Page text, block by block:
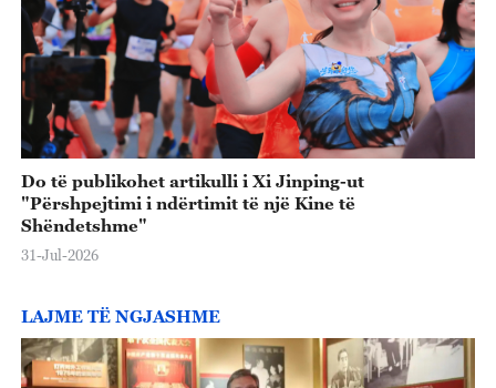
Do të publikohet artikulli i Xi Jinping-ut
"Përshpejtimi i ndërtimit të një Kine të
Shëndetshme"
31-Jul-2026
LAJME TË NGJASHME